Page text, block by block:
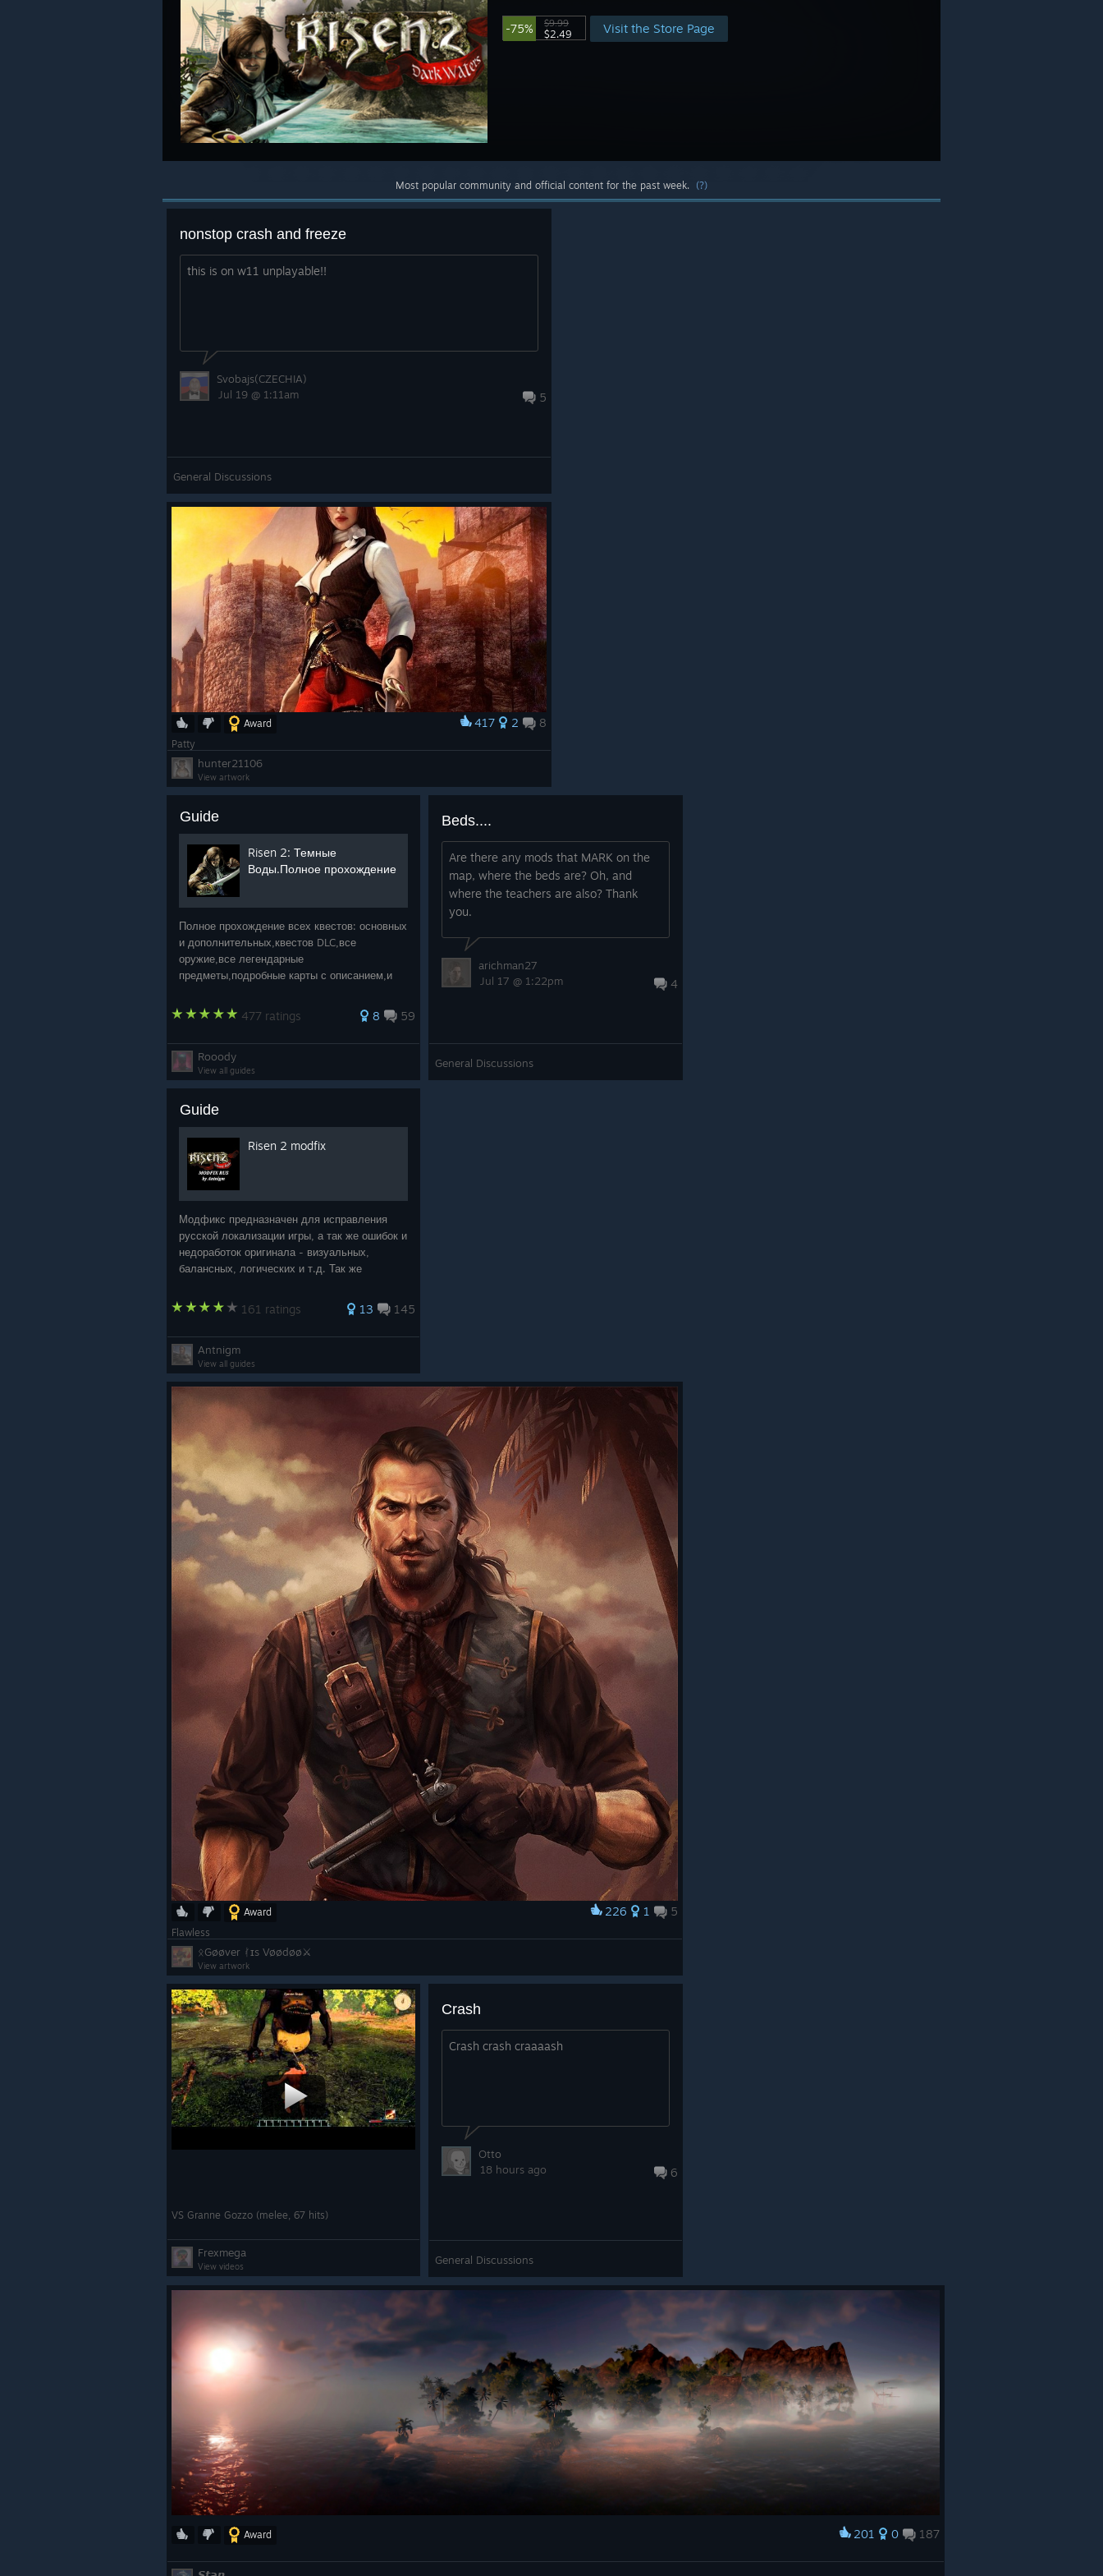
-75% $9.99
$2.49 Visit the Store Page
Most popular community and official content for the past week. (?)
nonstop crash and freeze
this is on w11 unplayable!!
5
Svobajs(CZECHIA)
Jul 19 @ 1:11am
General Discussions
Award 417 2 8
Patty
hunter21106
View artwork
Guide
Risen 2: Темные
Воды.Полное прохождение
Полное прохождение всех квестов: основных
и дополнительных,квестов DLC,все
оружие,все легендарные
предметы,подробные карты с описанием,и
477 ratings 8 59
Rooody
View all guides
Beds....
Are there any mods that MARK on the
map, where the beds are? Oh, and
where the teachers are also? Thank
you.
4
arichman27
Jul 17 @ 1:22pm
General Discussions
Guide
Risen 2 modfix
Модфикс предназначен для исправления
русской локализации игры, а так же ошибок и
недоработок оригинала - визуальных,
балансных, логических и т.д. Так же
предметы, например, кальдерианский
мушкет и пистолет "Толстая Ольга
161 ratings 13 145
Antnigm
View all guides
Award 226 1 5
Flawless
ᛟGøøver ᚰɪs Vøødøø⚔
View artwork
VS Granne Gozzo (melee, 67 hits)
Frexmega
View videos
Crash
Crash crash craaaash
6
Otto
18 hours ago
General Discussions
Award 201 0 187